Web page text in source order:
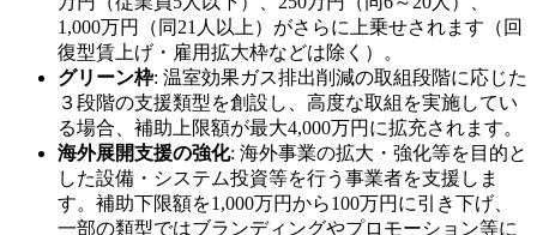
1,000万円（同21人以上）がさらに上乗せされます（回
復型賃上げ・雇用拡大枠などは除く）。
グリーン枠: 温室効果ガス排出削減の取組段階に応じた
３段階の支援類型を創設し、高度な取組を実施してい
る場合、補助上限額が最大4,000万円に拡充されます。
海外展開支援の強化: 海外事業の拡大・強化等を目的と
した設備・システム投資等を行う事業者を支援しま
す。補助下限額を1,000万円から100万円に引き下げ、
一部の類型ではブランディングやプロモーション等に